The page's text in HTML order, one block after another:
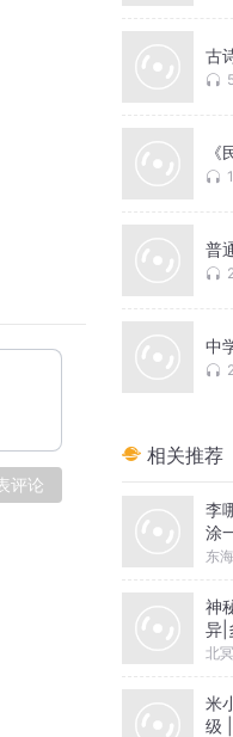
评论
古
《
普
中
相关推荐
李
涂
级
东
神
异|
北
米
级